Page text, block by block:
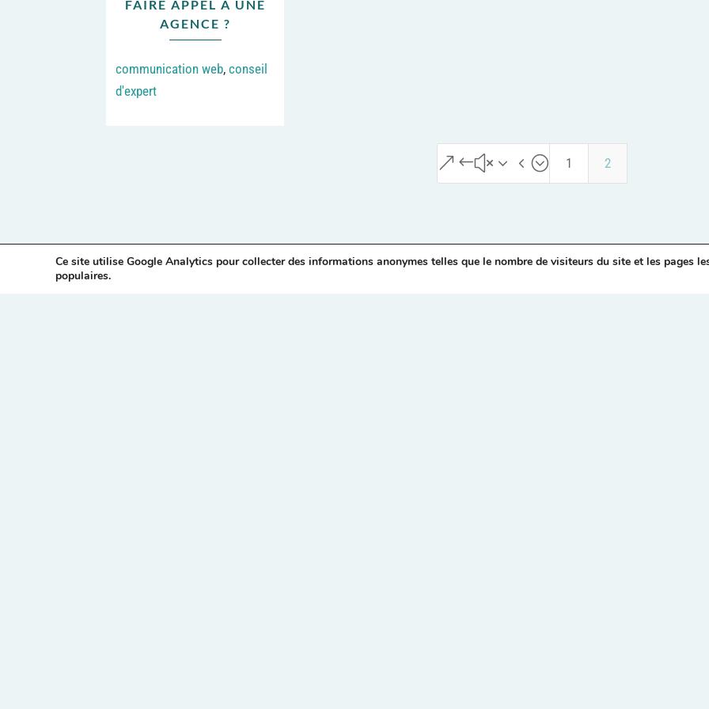
FAIRE APPEL À UNE
AGENCE ?
communication web,conseil
d'expert
&#x34; 1 2
Ce site utilise Google Analytics pour collecter des informations anonymes telles que le nombre de visiteurs du site et les pages
populaires.